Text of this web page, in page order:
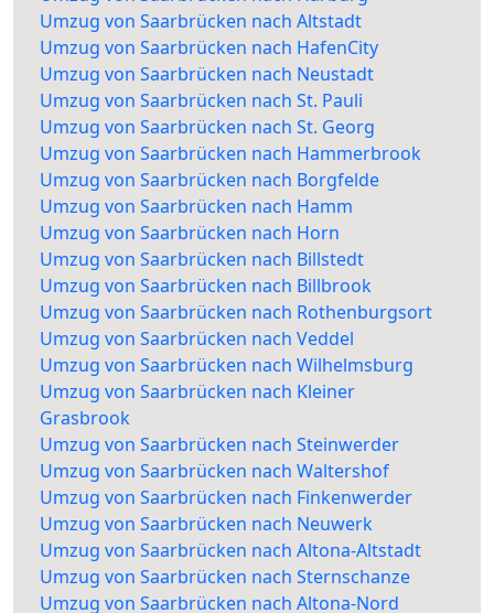
Umzug von Saarbrücken nach Altstadt
Umzug von Saarbrücken nach HafenCity
Umzug von Saarbrücken nach Neustadt
Umzug von Saarbrücken nach St. Pauli
Umzug von Saarbrücken nach St. Georg
Umzug von Saarbrücken nach Hammerbrook
Umzug von Saarbrücken nach Borgfelde
Umzug von Saarbrücken nach Hamm
Umzug von Saarbrücken nach Horn
Umzug von Saarbrücken nach Billstedt
Umzug von Saarbrücken nach Billbrook
Umzug von Saarbrücken nach Rothenburgsort
Umzug von Saarbrücken nach Veddel
Umzug von Saarbrücken nach Wilhelmsburg
Umzug von Saarbrücken nach Kleiner
Grasbrook
Umzug von Saarbrücken nach Steinwerder
Umzug von Saarbrücken nach Waltershof
Umzug von Saarbrücken nach Finkenwerder
Umzug von Saarbrücken nach Neuwerk
Umzug von Saarbrücken nach Altona-Altstadt
Umzug von Saarbrücken nach Sternschanze
Umzug von Saarbrücken nach Altona-Nord